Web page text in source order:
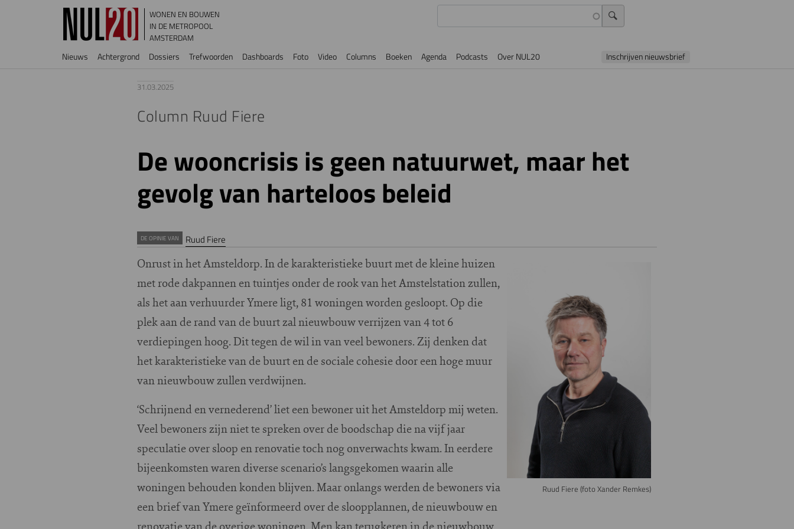
Overslaan en naar de inhoud gaan
WONEN EN BOUWEN
IN DE METROPOOL
AMSTERDAM
Hoofdnavigatie
Nieuws Achtergrond Dossiers Trefwoorden Dashboards Foto Video Columns Boeken Agenda Podcasts Over NUL20 Inschrijven nieuwsbrief
31.03.2025
Column Ruud Fiere
De wooncrisis is geen natuurwet, maar het
gevolg van harteloos beleid
DE OPINIE VAN Ruud Fiere
Ruud Fiere (foto Xander Remkes)
Onrust in het Amsteldorp. In de karakteristieke buurt met de kleine huizen
met rode dakpannen en tuintjes onder de rook van het Amstelstation zullen,
als het aan verhuurder Ymere ligt, 81 woningen worden gesloopt. Op die
plek aan de rand van de buurt zal nieuwbouw verrijzen van 4 tot 6
verdiepingen hoog. Dit tegen de wil in van veel bewoners. Zij denken dat
het karakteristieke van de buurt en de sociale cohesie door een hoge muur
van nieuwbouw zullen verdwijnen.
‘Schrijnend en vernederend’ liet een bewoner uit het Amsteldorp mij weten.
Veel bewoners zijn niet te spreken over de boodschap die na vijf jaar
speculatie over sloop en renovatie toch nog onverwachts kwam. In eerdere
bijeenkomsten waren diverse scenario’s langsgekomen waarin alle
woningen behouden konden blijven. Maar onlangs werden de bewoners via
een brief van Ymere geïnformeerd over de sloopplannen, de nieuwbouw en
renovatie van de overige woningen. Men kan terugkeren in de nieuwbouw